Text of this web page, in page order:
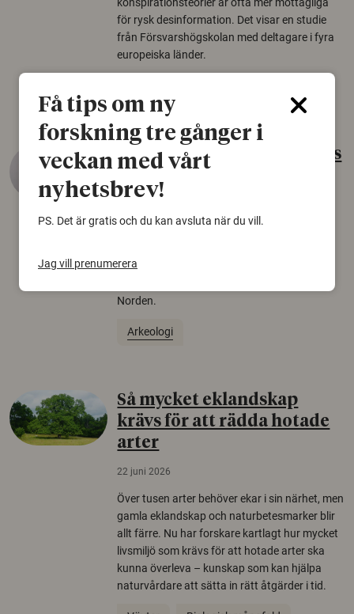
för rysk desinformation. Det visar en studie
från Försvarshögskolan med deltagare i fyra
europeiska länder.
Gammalt skinn var Sveriges
gammal sko. Fyndet bär spår av romerskt
Norden.
Arkeologi
Så mycket eklandskap
krävs för att rädda hotade
arter
22 juni 2026
Över tusen arter behöver ekar i sin närhet, men
gamla eklandskap och naturbetesmarker blir
allt färre. Nu har forskare kartlagt hur mycket
livsmiljö som krävs för att hotade arter ska
kunna överleva – kunskap som kan hjälpa
naturvårdare att sätta in rätt åtgärder i tid.
Få tips om ny
forskning tre gånger i
veckan med vårt
nyhetsbrev!
PS. Det är gratis och du kan avsluta när du vill.
Jag vill prenumerera